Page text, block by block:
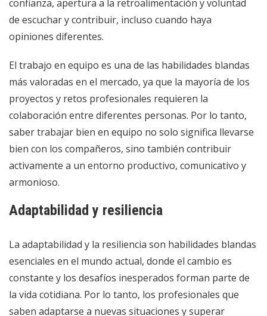
confianza, apertura a la retroalimentación y voluntad
de escuchar y contribuir, incluso cuando haya
opiniones diferentes.
El trabajo en equipo es una de las habilidades blandas
más valoradas en el mercado, ya que la mayoría de los
proyectos y retos profesionales requieren la
colaboración entre diferentes personas. Por lo tanto,
saber trabajar bien en equipo no solo significa llevarse
bien con los compañeros, sino también contribuir
activamente a un entorno productivo, comunicativo y
armonioso.
Adaptabilidad y resiliencia
La adaptabilidad y la resiliencia son habilidades blandas
esenciales en el mundo actual, donde el cambio es
constante y los desafíos inesperados forman parte de
la vida cotidiana. Por lo tanto, los profesionales que
saben adaptarse a nuevas situaciones y superar